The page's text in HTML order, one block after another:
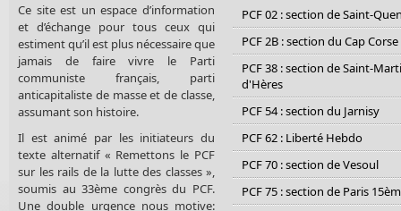
Ce site est un espace d’information
et d’échange pour tous ceux qui
estiment qu’il est plus nécessaire que
jamais de faire vivre le Parti
communiste français, parti
anticapitaliste de masse et de classe,
assumant son histoire.
Il est animé par les initiateurs du
texte alternatif « Remettons le PCF
sur les rails de la lutte des classes »,
soumis au 33ème congrès du PCF.
Une double urgence nous motive:
PCF 02 : section de Saint-
PCF 2B : section du Cap Corse
PCF 38 : section de Saint-
d'Hères
PCF 54 : section du Jarnisy
PCF 62 : Liberté Hebdo
PCF 70 : section de Vesoul
PCF 75 : section de Paris